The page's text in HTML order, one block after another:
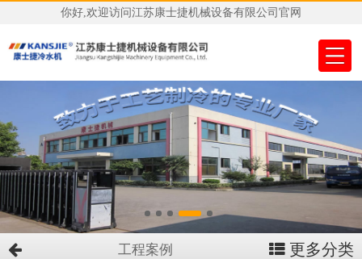
你好,欢迎访问江苏康士捷机械设备有限公司官网
工程案例 更多分类